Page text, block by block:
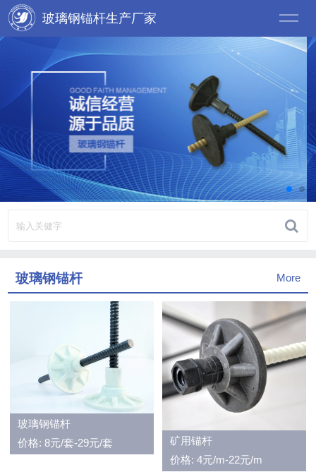
玻璃钢锚杆生产厂家
玻璃钢锚杆 More
玻璃钢锚杆
价格: 8元/套-29元/套
矿用锚杆
价格: 4元/m-22元/m